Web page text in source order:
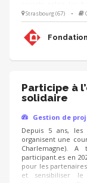
réunions et
relations avec les
France, UDAP). -
au sein de l'équipe
Strasbourg (67) •
Participe à
solidaire
Gestion de
Depuis 5 ans, les
organisent une
Charlemagne).
participant.es en
pour les
et sensibiliser